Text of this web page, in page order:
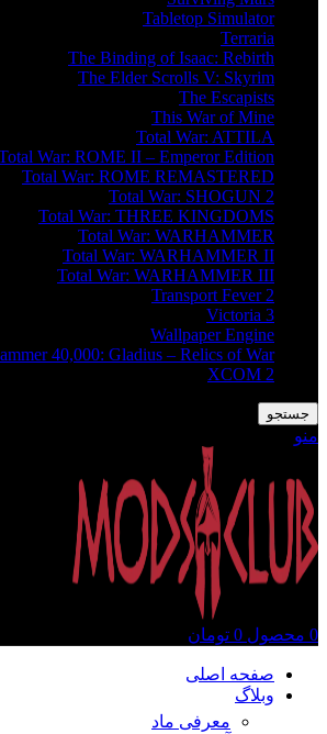
Tabletop Simulator
Terraria
The Binding of Isaac: Rebirth
The Elder Scrolls V: Skyrim
The Escapists
This War of Mine
Total War: ATTILA
War: ROME II – Emperor Edition
Total War: ROME REMASTERED
Total War: SHOGUN 2
Total War: THREE KINGDOMS
Total War: WARHAMMER
Total War: WARHAMMER II
Total War: WARHAMMER III
Transport Fever 2
Victoria 3
Wallpaper Engine
40,000: Gladius – Relics of War
XCOM 2
جستجو
منو
0 محصول 0 تومان
صفحه اصلی
وبلاگ
معرفی ماد